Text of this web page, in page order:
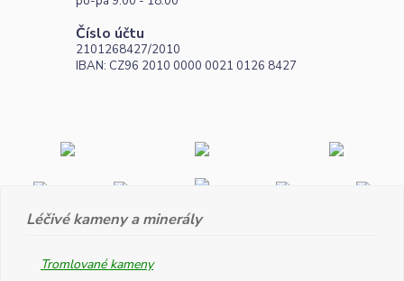
Číslo účtu
2101268427/2010
IBAN: CZ96 2010 0000 0021 0126 8427
Léčivé kameny a minerály
Tromlované kameny